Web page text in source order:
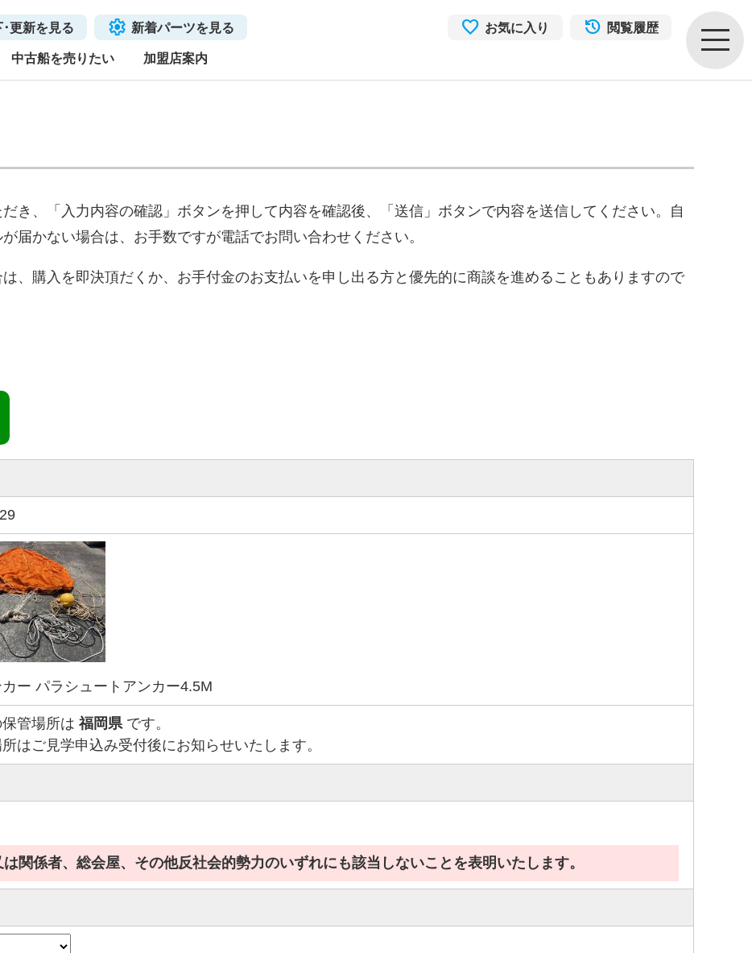
･更新を見る 新着パーツを見る お気に入り 閲覧履歴
中古船を売りたい 加盟店案内
き、「入力内容の確認」ボタンを押して内容を確認後、「送信」ボタンで内容を送信してください。自
届かない場合は、お手数ですが電話でお問い合わせください。
、購入を即決頂だくか、お手付金のお支払いを申し出る方と優先的に商談を進めることもありますので
ー パラシュートアンカー4.5M
管場所は 福岡県 です。
はご見学申込み受付後にお知らせいたします。
関係者、総会屋、その他反社会的勢力のいずれにも該当しないことを表明いたします。